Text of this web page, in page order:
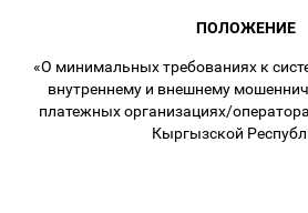
ПОЛОЖЕНИЕ
«О минимальных требованиях к
внутреннему и внешнему
платежных организациях/
Кыргызской